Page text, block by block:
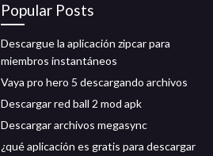
Popular Posts
Descargue la aplicación zipcar para
miembros instantáneos
Vaya pro hero 5 descargando archivos
Descargar red ball 2 mod apk
Descargar archivos megasync
¿qué aplicación es gratis para descargar